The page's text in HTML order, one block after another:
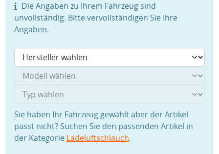
Die Angaben zu Ihrem Fahrzeug sind
unvollständig. Bitte vervollständigen Sie Ihre
Angaben.
Sie haben Ihr Fahrzeug gewählt aber der Artikel
passt nicht? Suchen Sie den passenden Artikel in
der Kategorie Ladeluftschlauch.